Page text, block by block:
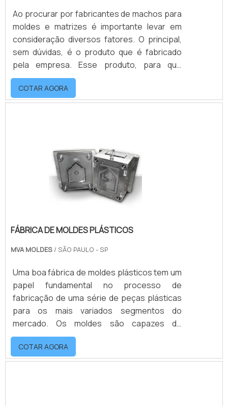
Ao procurar por fabricantes de machos para
moldes e matrizes é importante levar em
consideração diversos fatores. O principal,
sem dúvidas, é o produto que é fabricado
pela empresa. Esse produto, para que
funcione plenamente, precisa ser fabricado
com a tecnologia necessária e matéria-prima
de qualidade.Já se tratando da empresa em
seus clientes da melhor forma possíve.
COTAR AGORA
FÁBRICA DE MOLDES PLÁSTICOS
MVA MOLDES / SÃO PAULO - SP
Uma boa fábrica de moldes plásticos tem um
papel fundamental no processo de
fabricação de uma série de peças plásticas
para os mais variados segmentos do
mercado. Os moldes são capazes de
produzir peças em larga escala, a fim de
garantir o mesmo produto repetidas vezes.
mais informações sobre o produtoO molde
COTAR AGORA